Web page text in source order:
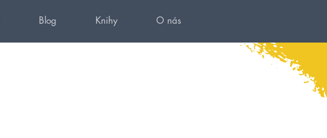
Blog Knihy O nás